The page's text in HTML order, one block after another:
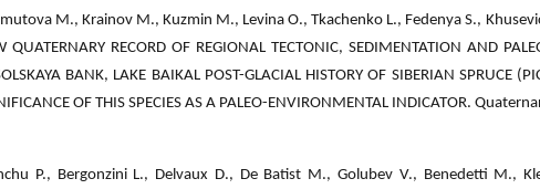
M., Krainov M., Kuzmin M., Levina O., Tkachenko L., Fedenya S.,
QUATERNARY RECORD OF REGIONAL TECTONIC, SEDIMENTATION AND
BANK, LAKE BAIKAL POST-GLACIAL HISTORY OF SIBERIAN SPRUCE
OF THIS SPECIES AS A PALEO-ENVIRONMENTAL INDICATOR.
P., Bergonzini L., Delvaux D., De Batist M., Golubev V., Benedetti M.,